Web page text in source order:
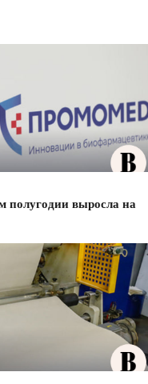
полугодии выросла на